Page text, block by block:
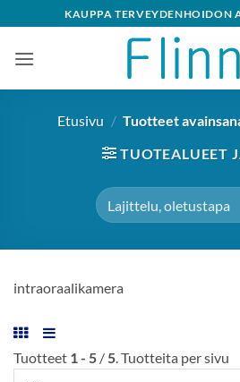
to
content
KAUPPA TERVEYDENHOIDON
Etusivu / Tuotteet
TUOTEALUEET
intraoraalikamera
Tuotteet 1 - 5 /5. Tuotteita per sivu